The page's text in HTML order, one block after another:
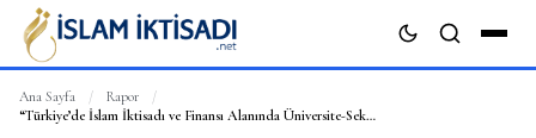
ARA
Ana Sayfa / Rapor
/
“Türkiye’de İslam İktisadı ve Finansı Alanında Üniversite-Sektör İş Birliği: Tespitler, Sorunlar ve Öneriler” Raporu Yayımlandı!